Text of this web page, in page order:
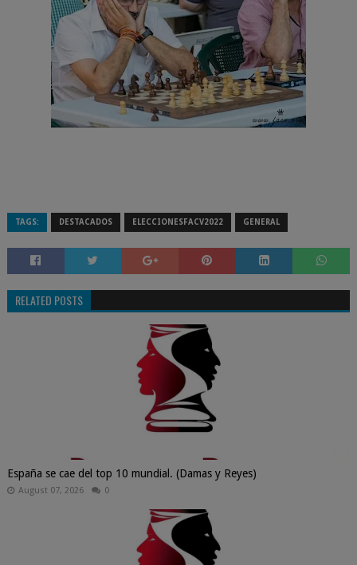
TAGS: DESTACADOS ELECCIONESFACV2022 GENERAL
RELATED POSTS
España se cae del top 10 mundial. (Damas y Reyes)
August 07, 2026 0